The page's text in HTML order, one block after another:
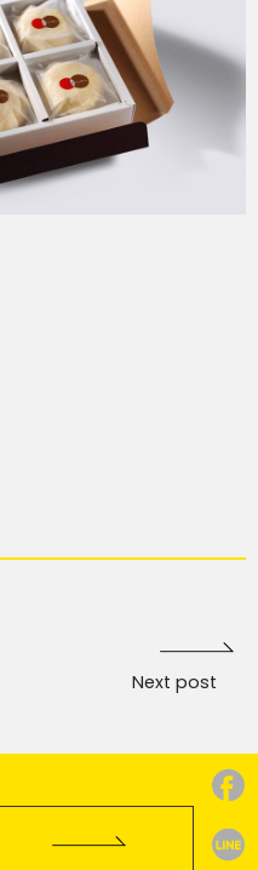
Next post